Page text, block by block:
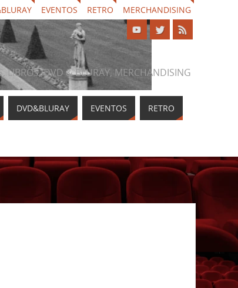
EVENTOS RETRO MERCHANDISING
LIBROS, DVD & BLURAY, MERCHANDISING
DVD&BLURAY EVENTOS RETRO